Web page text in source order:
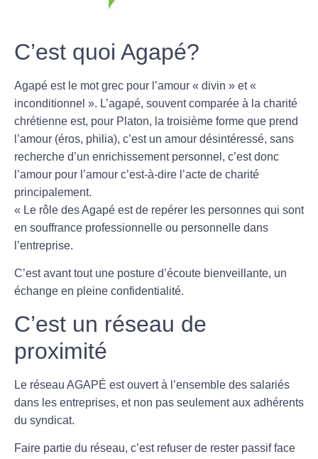
C’est quoi Agapé?
Agapé est le mot grec pour l’amour « divin » et «
inconditionnel ». L’agapé, souvent comparée à la charité
chrétienne est, pour Platon, la troisième forme que prend
l’amour (éros, philia), c’est un amour désintéressé, sans
recherche d’un enrichissement personnel, c’est donc
l’amour pour l’amour c’est-à-dire l’acte de charité
principalement.
« Le rôle des Agapé est de repérer les personnes qui sont
en souffrance professionnelle ou personnelle dans
l’entreprise.
C’est avant tout une posture d’écoute bienveillante, un
échange en pleine confidentialité.
C’est un réseau de
proximité
Le réseau AGAPÉ est ouvert à l’ensemble des salariés
dans les entreprises, et non pas seulement aux adhérents
du syndicat.
Faire partie du réseau, c’est refuser de rester passif face